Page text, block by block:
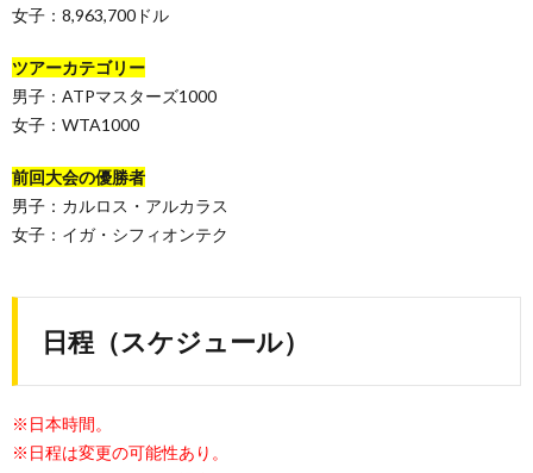
女子：8,963,700ドル
ツアーカテゴリー
男子：ATPマスターズ1000
女子：WTA1000
前回大会の優勝者
男子：カルロス・アルカラス
女子：イガ・シフィオンテク
日程（スケジュール）
※日本時間。
※日程は変更の可能性あり。